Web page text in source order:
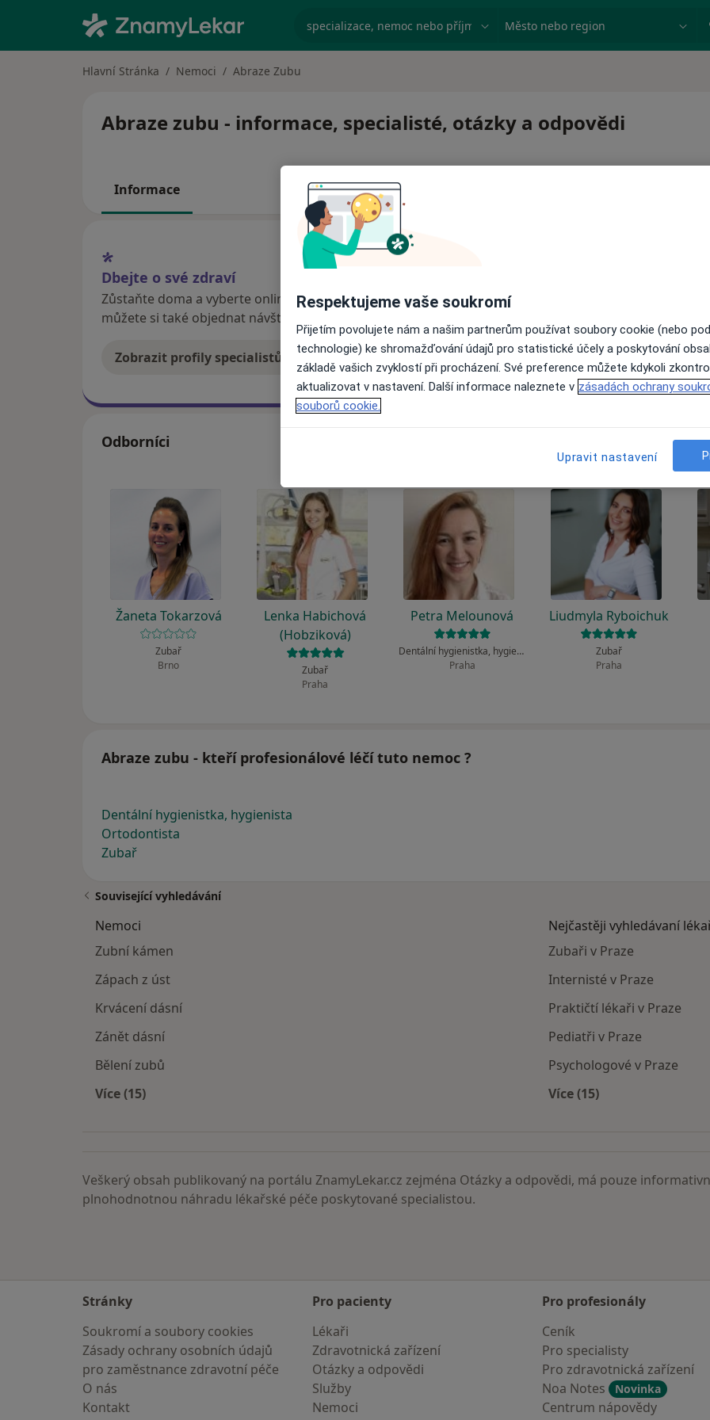
specializace, nemoc nebo příjmení Město nebo region
Hlavní Stránka Nemoci Abraze Zubu
Abraze zubu - informace, specialisté, otázky a odpovědi
Informace
Dbejte o své zdraví
Zůstaňte doma a vyberte online konzultaci pro zahájení nebo pokračování léčby. Pokud to
můžete si také objednat návštěvu v ordinaci.
Zobrazit profily specialistů Jak to funguje?
Odborníci
Žaneta Tokarzová
Zubař
Brno
Lenka Habichová
(Hobziková)
Zubař
Praha
Petra Melounová
Dentální hygienistka, hygienista
Praha
Liudmyla Ryboichuk
Zubař
Praha
Abraze zubu - kteří profesionálové léčí tuto nemoc ?
Dentální hygienistka, hygienista
Ortodontista
Zubař
Související vyhledávání
Nemoci
Zubní kámen
Zápach z úst
Krvácení dásní
Zánět dásní
Bělení zubů
Více (15)
Nejčastěji vyhledávaní
Zubaři v Praze
Internisté v Praze
Praktičtí lékaři v Praze
Pediatři v Praze
Psychologové v Praze
Více (15)
Veškerý obsah publikovaný na portálu ZnamyLekar.cz zejména Otázky a odpovědi, má pouze
plnohodnotnou náhradu lékařské péče poskytované specialistou.
Stránky
Soukromí a soubory cookies
Zásady ochrany osobních údajů
pro zaměstnance zdravotní péče
O nás
Kontakt
Pro pacienty
Lékaři
Zdravotnická zařízení
Otázky a odpovědi
Služby
Nemoci
Pro profesionály
Ceník
Pro specialisty
Pro zdravotnická zařízení
Noa Notes
Novinka
Centrum nápovědy
Respektujeme vaše soukromí
Přijetím povolujete nám a našim partnerům používat soubory cookie (nebo
technologie) ke shromažďování údajů pro statistické účely a poskytování
základě vašich zvyklostí při procházení. Své preference můžete kdykoli
aktualizovat v nastavení. Další informace naleznete v zásadách ochrany
souborů cookie.
Upravit nastavení